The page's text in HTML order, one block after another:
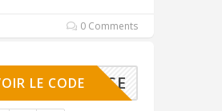
0 Comments
SURPRISE
LE CODE